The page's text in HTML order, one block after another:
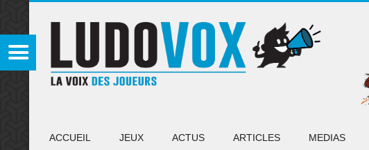
ACCUEIL JEUX ACTUS ARTICLES MEDIAS